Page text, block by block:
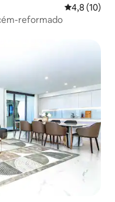
4,8 de uma
4,8 (10)
reformado